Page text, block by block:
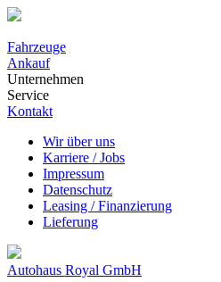
Fahrzeuge
Ankauf
Unternehmen
Service
Kontakt
Wir über uns
Karriere / Jobs
Impressum
Datenschutz
Leasing / Finanzierung
Lieferung
Autohaus Royal GmbH